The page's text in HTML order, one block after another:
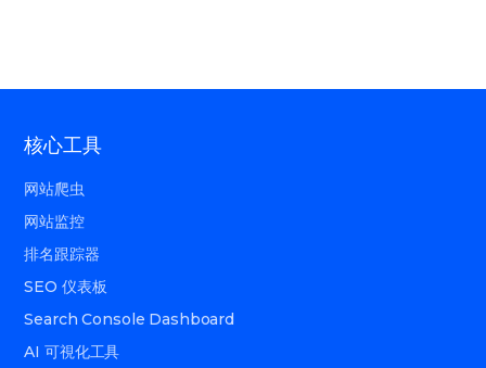
核心工具
网站爬虫
网站监控
排名跟踪器
SEO 仪表板
Search Console Dashboard
AI 可視化工具